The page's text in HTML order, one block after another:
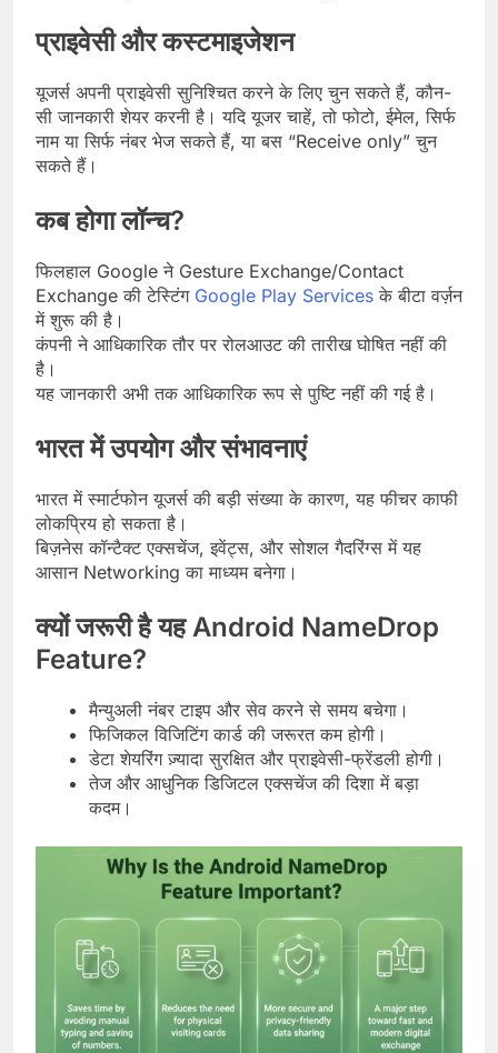
प्राइवेसी और कस्टमाइजेशन
यूजर्स अपनी प्राइवेसी सुनिश्चित करने के लिए चुन सकते हैं, कौन-
सी जानकारी शेयर करनी है। यदि यूजर चाहें, तो फोटो, ईमेल, सिर्फ
नाम या सिर्फ नंबर भेज सकते हैं, या बस “Receive only” चुन
सकते हैं।
कब होगा लॉन्च?
फिलहाल Google ने Gesture Exchange/Contact
Exchange की टेस्टिंगGoogle Play Servicesके बीटा वर्ज़न
में शुरू की है।
कंपनी ने आधिकारिक तौर पर रोलआउट की तारीख घोषित नहीं की
है।
यह जानकारी अभी तक आधिकारिक रूप से पुष्टि नहीं की गई है।
भारत में उपयोग और संभावनाएं
भारत में स्मार्टफोन यूजर्स की बड़ी संख्या के कारण, यह फीचर काफी
लोकप्रिय हो सकता है।
बिज़नेस कॉन्टैक्ट एक्सचेंज, इवेंट्स, और सोशल गैदरिंग्स में यह
आसान Networking का माध्यम बनेगा।
क्यों जरूरी है यह Android NameDrop
Feature?
मैन्युअली नंबर टाइप और सेव करने से समय बचेगा।
फिजिकल विजिटिंग कार्ड की जरूरत कम होगी।
डेटा शेयरिंग ज़्यादा सुरक्षित और प्राइवेसी-फ्रेंडली होगी।
तेज और आधुनिक डिजिटल एक्सचेंज की दिशा में बड़ा
कदम।